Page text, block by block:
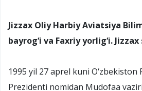
Jizzax Oliy Harbiy Aviatsiya
bayrog‘i va Faxriy yorlig‘i.
1995 yil 27 aprel kuni
Prezidenti nomidan Mudofaa